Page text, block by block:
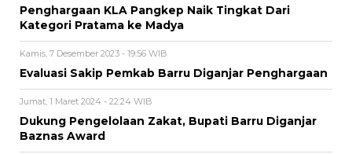
Penghargaan KLA Pangkep Naik Tingkat Dari
Kategori Pratama ke Madya
Kamis, 7 Desember 2023 - 19:56 WIB
Evaluasi Sakip Pemkab Barru Diganjar Penghargaan
Jumat, 1 Maret 2024 - 22:24 WIB
Dukung Pengelolaan Zakat, Bupati Barru Diganjar
Baznas Award